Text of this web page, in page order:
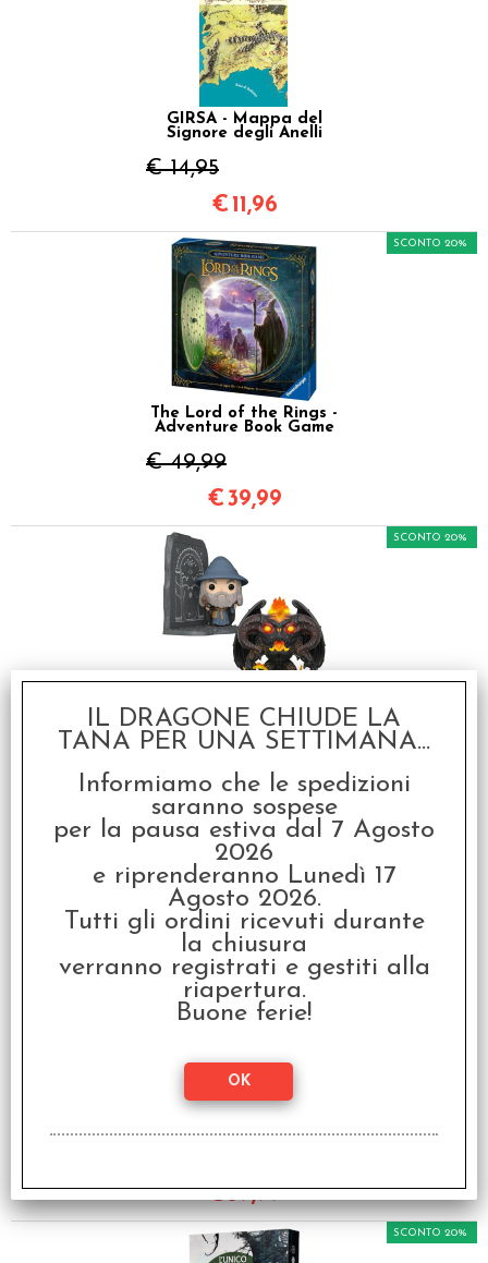
GIRSA - Mappa del
Signore degli Anelli
€ 14,95
€ 11,96
The Lord of the Rings -
Adventure Book Game
€ 49,99
SCONTO 20%
€39,99
Bundle Pop! Deluxe Il
Signore degli Anelli -
Lord of the Rings -
Gandalf & Balrog
€ 74,98
SCONTO 20%
€ 59,98
È Accessorio di
L'Unico Anello -
€39,99
SCONTO 20%
IL DRAGONE CHIUDE LA
TANA PER UNA SETTIMANA...
Informiamo che le spedizioni
saranno sospese
per la pausa estiva dal 7 Agosto
2026
e riprenderanno Lunedì 17
Agosto 2026.
Tutti gli ordini ricevuti durante
la chiusura
verranno registrati e gestiti alla
riapertura.
Buone ferie!